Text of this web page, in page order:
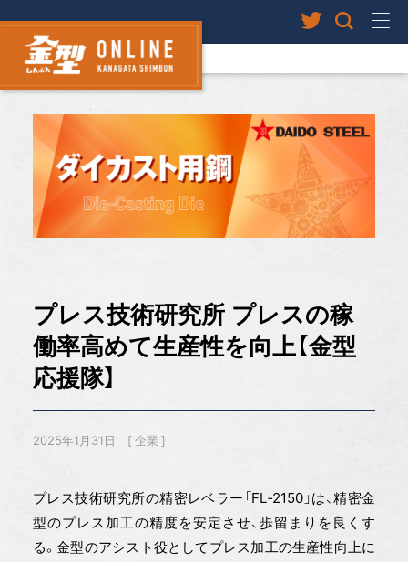
プレス技術研究所 プレスの稼
働率高めて生産性を向上【金型
応援隊】
2025年1月31日 企業
プレス技術研究所の精密レベラー「FL‐2150」は、精密金
型のプレス加工の精度を安定させ、歩留まりを良くす
る。金型のアシスト役としてプレス加工の生産性向上に